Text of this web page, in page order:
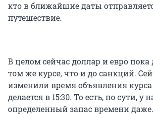
кто в ближайшие даты
путешествие.
В целом сейчас доллар и евро пока
том же курсе, что и до санкций.
изменили время объявления
делается в 15:30. То есть, по сути, у
определенный запас времени